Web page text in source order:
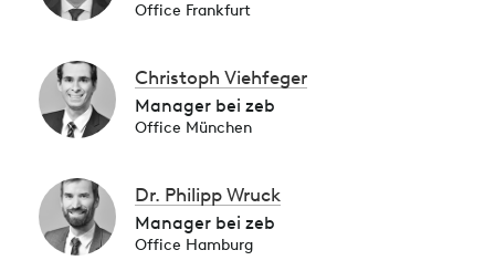
Office Frankfurt
Christoph Viehfeger
Manager bei zeb
Office München
Dr. Philipp Wruck
Manager bei zeb
Office Hamburg